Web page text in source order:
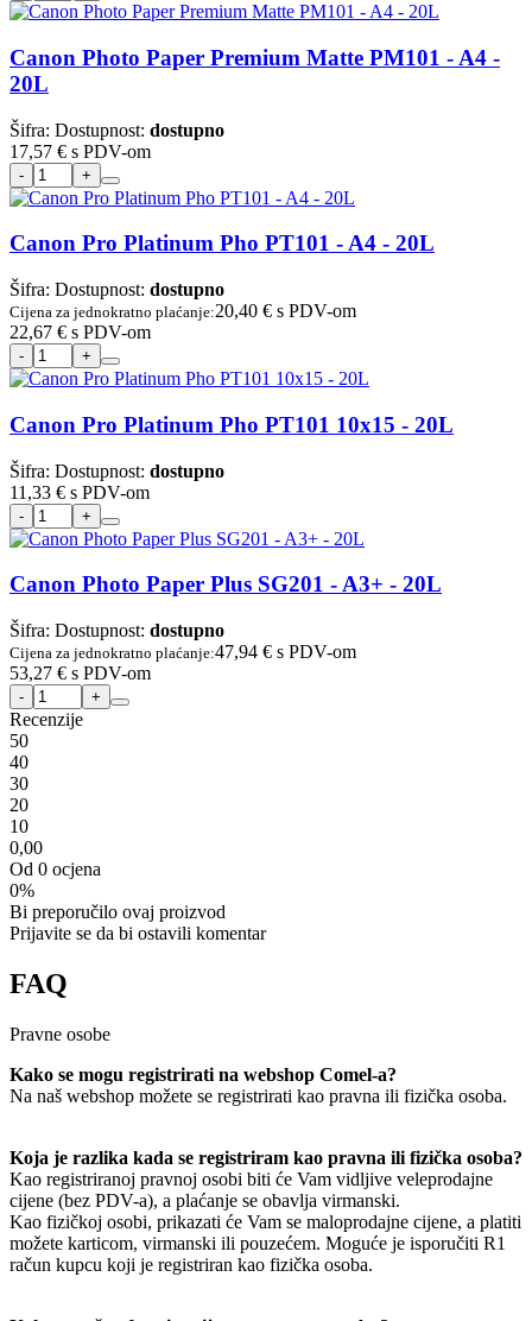
Canon Photo Paper Premium Matte PM101 - A4 -
20L
Šifra: Dostupnost: dostupno
17,57 € s PDV-om
Canon Pro Platinum Pho PT101 - A4 - 20L
Šifra: Dostupnost: dostupno
Cijena za jednokratno plaćanje:20,40 € s PDV-om
22,67 € s PDV-om
Canon Pro Platinum Pho PT101 10x15 - 20L
Šifra: Dostupnost: dostupno
11,33 € s PDV-om
Canon Photo Paper Plus SG201 - A3+ - 20L
Šifra: Dostupnost: dostupno
Cijena za jednokratno plaćanje:47,94 € s PDV-om
53,27 € s PDV-om
Recenzije
50
40
30
20
10
0,00
Od 0 ocjena
0%
Bi preporučilo ovaj proizvod
Prijavite se da bi ostavili komentar
FAQ
Pravne osobe
Kako se mogu registrirati na webshop Comel-a?
Na naš webshop možete se registrirati kao pravna ili fizička osoba.
Koja je razlika kada se registriram kao pravna ili fizička osoba?
Kao registriranoj pravnoj osobi biti će Vam vidljive veleprodajne
cijene (bez PDV-a), a plaćanje se obavlja virmanski.
Kao fizičkoj osobi, prikazati će Vam se maloprodajne cijene, a platiti
možete karticom, virmanski ili pouzećem. Moguće je isporučiti R1
račun kupcu koji je registriran kao fizička osoba.